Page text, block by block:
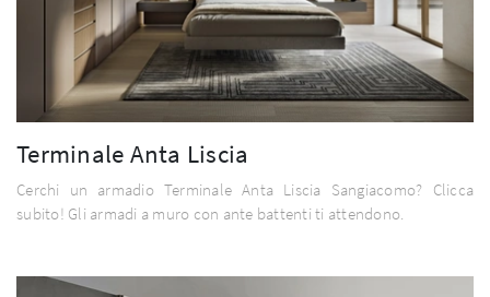
Terminale Anta Liscia
Cerchi un armadio Terminale Anta Liscia Sangiacomo? Clicca
subito! Gli armadi a muro con ante battenti ti attendono.